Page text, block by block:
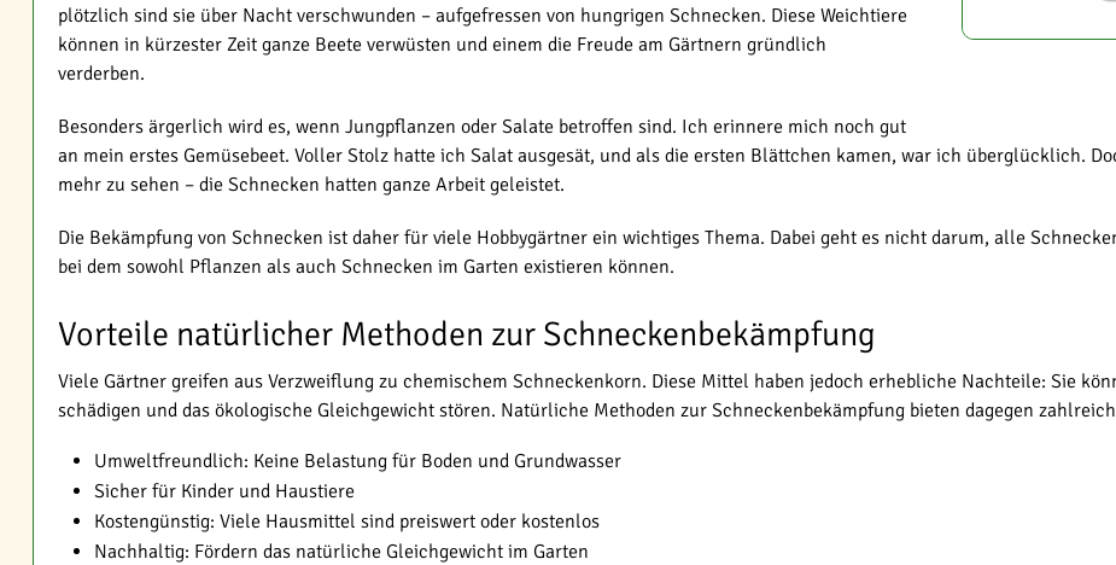
plötzlich sind sie über Nacht verschwunden – aufgefressen von hungrigen Schnecken. Diese Weichtiere
können in kürzester Zeit ganze Beete verwüsten und einem die Freude am Gärtnern gründlich
verderben.
Besonders ärgerlich wird es, wenn Jungpflanzen oder Salate betroffen sind. Ich erinnere mich noch gut
an mein erstes Gemüsebeet. Voller Stolz hatte ich Salat ausgesät, und als die ersten Blättchen kamen, war ich überglücklich.
mehr zu sehen – die Schnecken hatten ganze Arbeit geleistet.
Die Bekämpfung von Schnecken ist daher für viele Hobbygärtner ein wichtiges Thema. Dabei geht es nicht darum, alle
bei dem sowohl Pflanzen als auch Schnecken im Garten existieren können.
Vorteile natürlicher Methoden zur Schneckenbekämpfung
Viele Gärtner greifen aus Verzweiflung zu chemischem Schneckenkorn. Diese Mittel haben jedoch erhebliche Nachteile: Sie
schädigen und das ökologische Gleichgewicht stören. Natürliche Methoden zur Schneckenbekämpfung bieten dagegen
Umweltfreundlich: Keine Belastung für Boden und Grundwasser
Sicher für Kinder und Haustiere
Kostengünstig: Viele Hausmittel sind preiswert oder kostenlos
Nachhaltig: Fördern das natürliche Gleichgewicht im Garten